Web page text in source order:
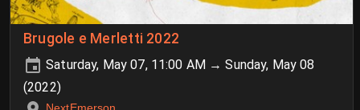
Brugole e Merletti 2022
Saturday, May 07, 11:00 AM → Sunday, May 08
(2022)